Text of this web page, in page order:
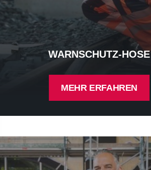
WARNSCHUTZ-HOSE
MEHR ERFAHREN
Jacken - mehr erfahren